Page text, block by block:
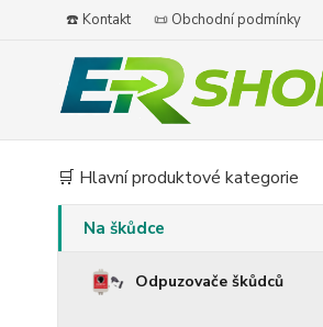
☎️ Kontakt 📜 Obchodní podmínky
🛒 Hlavní produktové kategorie
Na škůdce
Odpuzovače škůdců